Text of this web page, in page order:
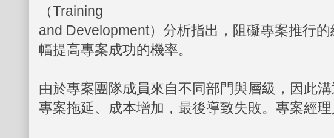
（Training
and Development）分析指出，阻礙專案推行
幅提高專案成功的機率。
由於專案團隊成員來自不同部門與層級，因此
專案拖延、成本增加，最後導致失敗。專案經